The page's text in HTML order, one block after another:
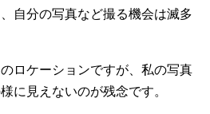
自分の写真など撮る機会は滅多
ロケーションですが、私の写真
に見えないのが残念です。